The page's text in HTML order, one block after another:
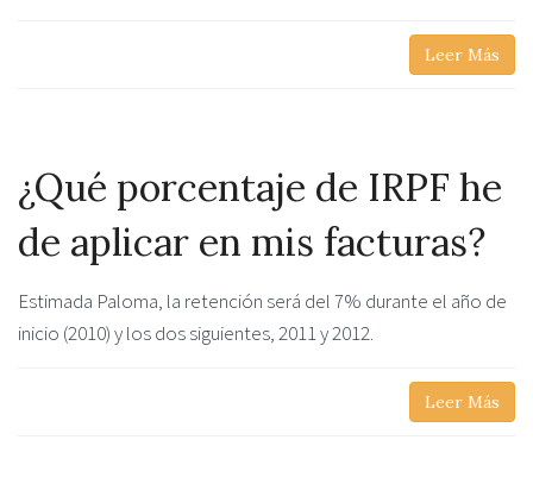
Leer Más
¿Qué porcentaje de IRPF he
de aplicar en mis facturas?
Estimada Paloma, la retención será del 7% durante el año de
inicio (2010) y los dos siguientes, 2011 y 2012.
Leer Más